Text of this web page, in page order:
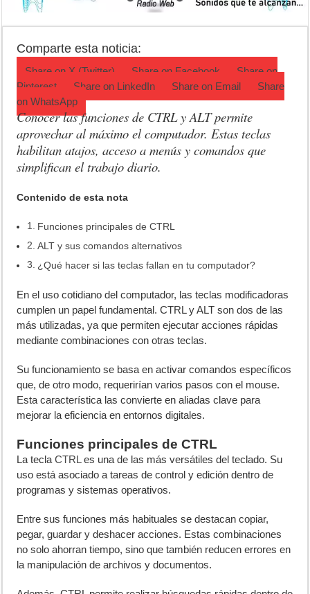
Jubilación en Argentina: qué requisitos exige ANSES para acceder al
Cédulas de identidad: residentes uruguayos avanzan con su
Comparte esta noticia:
Share on X (Twitter) Share on Facebook
Share on
Pinterest
Share on LinkedIn Share on Email
Share
onWhatsApp
Conocer las funciones de CTRL y ALT permite
aprovechar al máximo el computador. Estas teclas
habilitan atajos, acceso a menús y comandos que
simplifican el trabajo diario.
Contenido de esta nota
Funciones principales de CTRL
ALT y sus comandos alternativos
¿Qué hacer si las teclas fallan en tu computador?
En el uso cotidiano del computador, las teclas modificadoras
cumplen un papel fundamental. CTRL y ALT son dos de las
más utilizadas, ya que permiten ejecutar acciones rápidas
mediante combinaciones con otras teclas.
Su funcionamiento se basa en activar comandos específicos
que, de otro modo, requerirían varios pasos con el mouse.
Esta característica las convierte en aliadas clave para
mejorar la eficiencia en entornos digitales.
Funciones principales de CTRL
La teclaCTRLes una de las más versátiles del teclado. Su
uso está asociado a tareas de control y edición dentro de
programas y sistemas operativos.
Entre sus funciones más habituales se destacan copiar,
pegar, guardar y deshacer acciones. Estas combinaciones
no solo ahorran tiempo, sino que también reducen errores en
la manipulación de archivos y documentos.